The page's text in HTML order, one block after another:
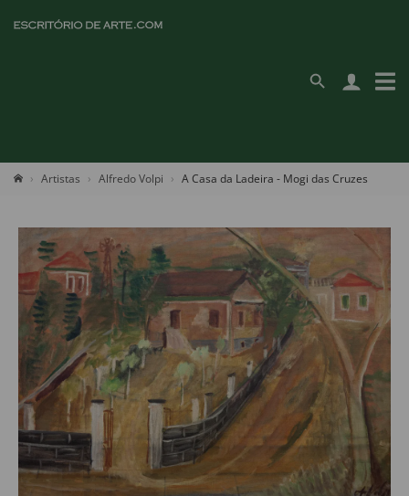
Artistas Alfredo Volpi A Casa da Ladeira - Mogi das Cruzes